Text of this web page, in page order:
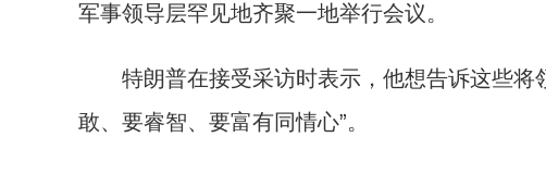
军事领导层罕见地齐聚一地举行会议。
特朗普在接受采访时表示，他想告诉这些将
敢、要睿智、要富有同情心”。